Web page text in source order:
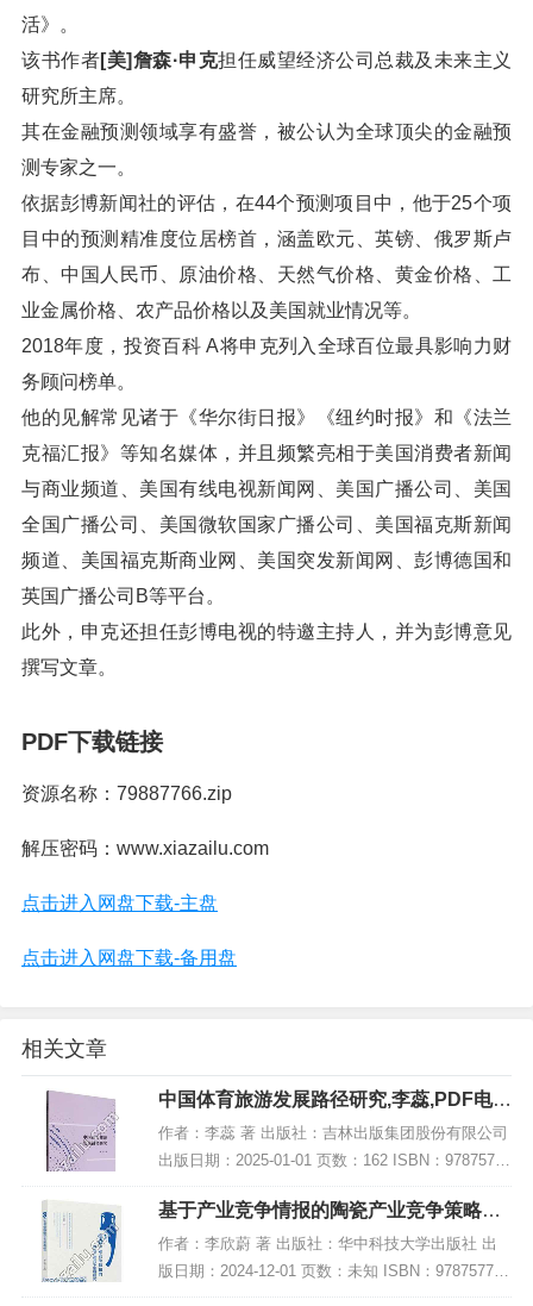
活》。
该书作者[美]詹森·申克担任威望经济公司总裁及未来主义
研究所主席。
其在金融预测领域享有盛誉，被公认为全球顶尖的金融预
测专家之一。
依据彭博新闻社的评估，在44个预测项目中，他于25个项
目中的预测精准度位居榜首，涵盖欧元、英镑、俄罗斯卢
布、中国人民币、原油价格、天然气价格、黄金价格、工
业金属价格、农产品价格以及美国就业情况等。
2018年度，投资百科 A将申克列入全球百位最具影响力财
务顾问榜单。
他的见解常见诸于《华尔街日报》《纽约时报》和《法兰
克福汇报》等知名媒体，并且频繁亮相于美国消费者新闻
与商业频道、美国有线电视新闻网、美国广播公司、美国
全国广播公司、美国微软国家广播公司、美国福克斯新闻
频道、美国福克斯商业网、美国突发新闻网、彭博德国和
英国广播公司B等平台。
此外，申克还担任彭博电视的特邀主持人，并为彭博意见
撰写文章。
PDF下载链接
资源名称：79887766.zip
解压密码：www.xiazailu.com
点击进入网盘下载-主盘
点击进入网盘下载-备用盘
相关文章
中国体育旅游发展路径研究,李蕊,PDF电子
书下载,网盘资源
作者：李蕊 著 出版社：吉林出版集团股份有限公司
出版日期：2025-01-01 页数：162 ISBN：97875731
56983 电子书大小：239MB [高清扫描版PDF格式]
内容简...
基于产业竞争情报的陶瓷产业竞争策略研
究,PDF电子书下载
作者：李欣蔚 著 出版社：华中科技大学出版社 出
版日期：2024-12-01 页数：未知 ISBN：978757721
4054 电子书大小：257MB [高清扫描版PDF格式] 内